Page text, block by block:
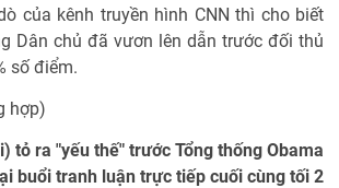
của kênh truyền hình CNN thì cho biết
Dân chủ đã vươn lên dẫn trước đối thủ
số điểm.
hợp)
tỏ ra "yếu thế" trước Tổng thống Obama
buổi tranh luận trực tiếp cuối cùng tối 2